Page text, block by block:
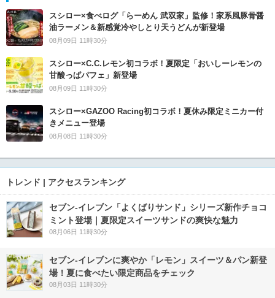
スシロー×食べログ「らーめん 武双家」監修！家系風豚骨醤
油ラーメン＆新感覚冷やしとり天うどんが新登場
08月09日 11時30分
スシロー×C.C.レモン初コラボ！夏限定「おいしーレモンの
甘酸っぱパフェ」新登場
08月09日 11時30分
スシロー×GAZOO Racing初コラボ！夏休み限定ミニカー付
きメニュー登場
08月08日 11時30分
トレンド | アクセスランキング
セブン‐イレブン「よくばりサンド」シリーズ新作チョコ
ミント登場｜夏限定スイーツサンドの爽快な魅力
08月06日 11時30分
セブン‐イレブンに爽やか「レモン」スイーツ＆パン新登
場！夏に食べたい限定商品をチェック
08月03日 11時30分